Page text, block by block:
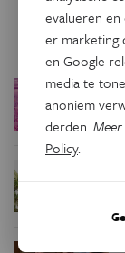
evalueren en
er marketing
en Google
media te
anoniem
derden.
Policy.